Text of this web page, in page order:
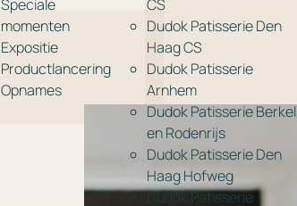
Speciale
momenten
Expositie
Productlancering
Opnames
CS
Dudok Patisserie Den
Haag CS
Dudok Patisserie
Arnhem
Dudok Patisserie Berkel
en Rodenrijs
Dudok Patisserie Den
Haag Hofweg
Dudok Patisserie